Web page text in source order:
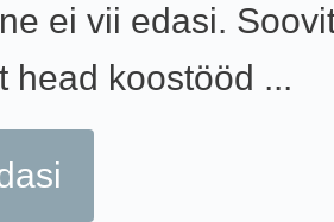
ei vii edasi.
head koostööd ...